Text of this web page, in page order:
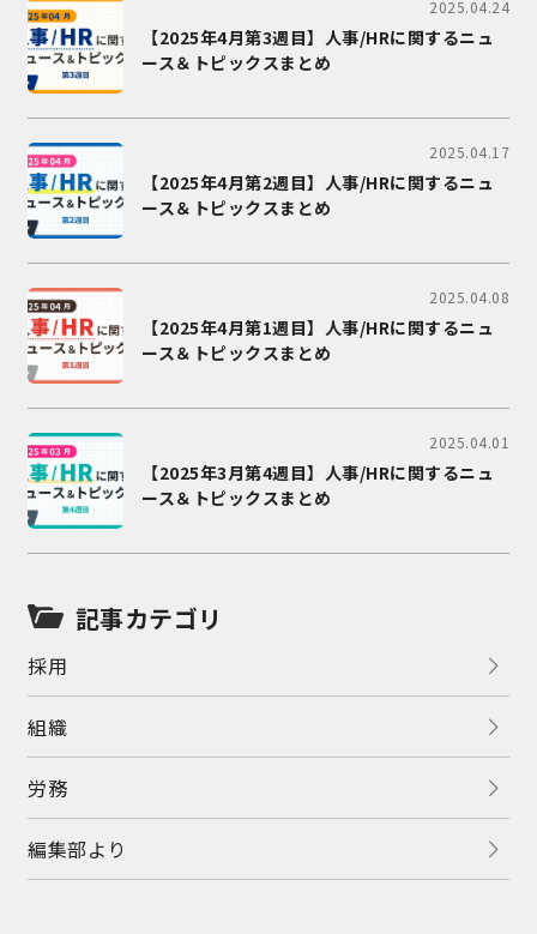
2025.04.24
【2025年4月第3週目】人事/HRに関するニュ
ース＆トピックスまとめ
2025.04.17
【2025年4月第2週目】人事/HRに関するニュ
ース＆トピックスまとめ
2025.04.08
【2025年4月第1週目】人事/HRに関するニュ
ース＆トピックスまとめ
2025.04.01
【2025年3月第4週目】人事/HRに関するニュ
ース＆トピックスまとめ
記事カテゴリ
採用
組織
労務
編集部より